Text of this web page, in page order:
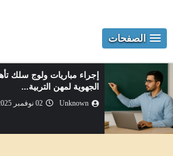
الصفحات
إجراء مباريات ولوج سلك
الجهوية لمهن التربية...
Unknown 02 نوفمبر 2025